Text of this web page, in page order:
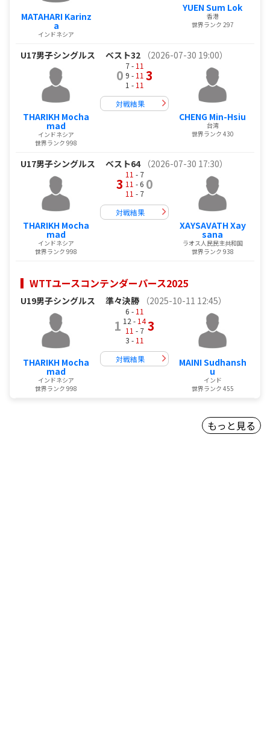
MATAHARI Karinz
a
インドネシア
YUEN Sum Lok
香港
世界ランク 297
U17男子シングルス ベスト32 （2026-07-30 19:00）
THARIKH Mocha
mad
インドネシア
世界ランク 998
0
7 - 11
9 - 11
1 - 11
3
対戦結果
CHENG Min-Hsiu
台湾
世界ランク 430
U17男子シングルス ベスト64 （2026-07-30 17:30）
THARIKH Mocha
mad
インドネシア
世界ランク 998
3
11 - 7
11 - 6
11 - 7
0
対戦結果
XAYSAVATH Xay
sana
ラオス人民民主共和国
世界ランク 938
WTTユースコンテンダーパース2025
U19男子シングルス 準々決勝 （2025-10-11 12:45）
THARIKH Mocha
mad
インドネシア
世界ランク 998
1
6 - 11
12 - 14
11 - 7
3 - 11
3
対戦結果 MAINI Sudhansh
u
インド
世界ランク 455
もっと見る